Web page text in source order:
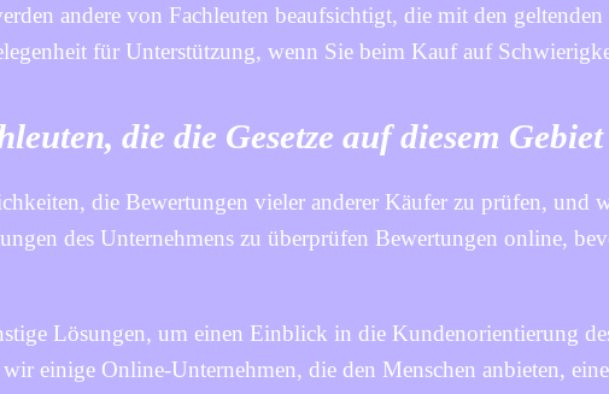
andere von Fachleuten beaufsichtigt, die mit den geltenden
für Unterstützung, wenn Sie beim Kauf auf
die die Gesetze auf diesem
die Bewertungen vieler anderer Käufer zu prüfen, und
des Unternehmens zu überprüfen Bewertungen online,
Lösungen, um einen Einblick in die Kundenorientierung
einige Online-Unternehmen, die den Menschen anbieten,